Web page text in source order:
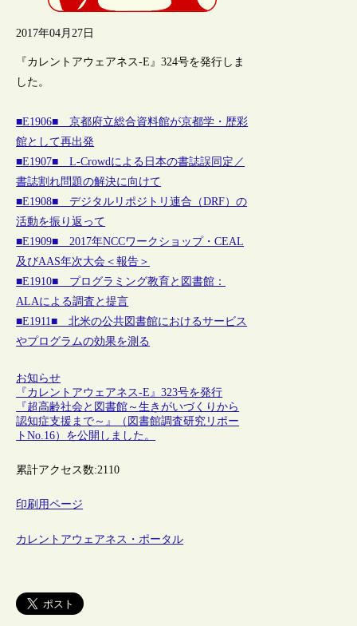
2017年04月27日
『カレントアウェアネス-E』324号を発行しま
した。
■E1906■ 京都府立総合資料館が京都学・歴彩
館として再出発
■E1907■ L-Crowdによる日本の書誌誤同定／
書誌割れ問題の解決に向けて
■E1908■ デジタルリポジトリ連合（DRF）の
活動を振り返って
■E1909■ 2017年NCCワークショップ・CEAL
及びAAS年次大会＜報告＞
■E1910■ プログラミング教育と図書館：
ALAによる調査と提言
■E1911■ 北米の公共図書館におけるサービス
やプログラムの効果を測る
お知らせ
『カレントアウェアネス-E』323号を発行
『超高齢社会と図書館～生きがいづくりから
認知症支援まで～』（図書館調査研究リポー
トNo.16）を公開しました。
累計アクセス数:2110
印刷用ページ
カレントアウェアネス・ポータル